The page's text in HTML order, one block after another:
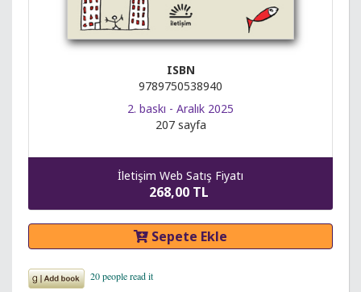
ISBN
9789750538940
2. baskı - Aralık 2025
207 sayfa
İletişim Web Satış Fiyatı
268,00 TL
Sepete Ekle